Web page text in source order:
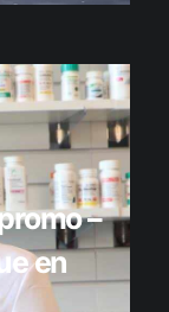
–
en